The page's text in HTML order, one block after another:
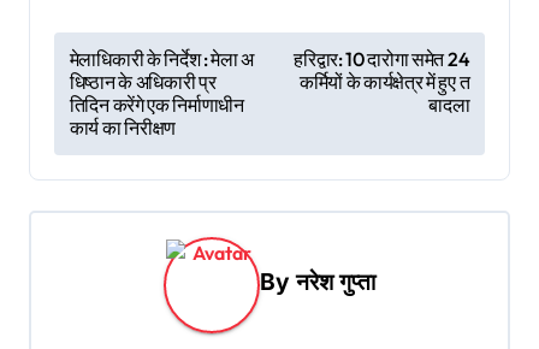
P
o
s
t
n
मेलाधिकारी के निर्देश : मेला अ
धिष्ठान के अधिकारी प्र
तिदिन करेंगे एक निर्माणाधीन
कार्य का निरीक्षण
हरिद्वार: 10 दारोगा समेत 24
कर्मियों के कार्यक्षेत्र में हुए त
बादला
Byनरेश गुप्ता